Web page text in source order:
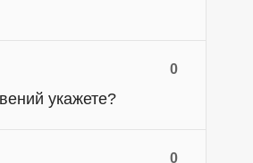
0
укажете?
0